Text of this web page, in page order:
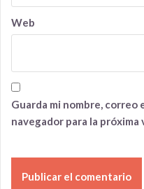
Web
Guarda mi nombre,
navegador para la próxima